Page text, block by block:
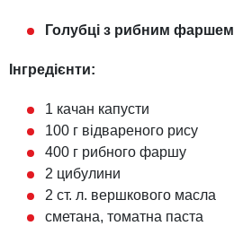
Голубці з рибним фаршем
Інгредієнти:
1 качан капусти
100 г відвареного рису
400 г рибного фаршу
2 цибулини
2 ст. л. вершкового масла
сметана, томатна паста